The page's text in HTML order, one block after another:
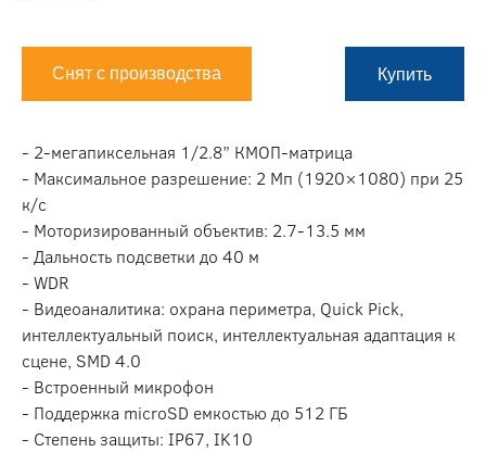
Снят с производства Купить
- 2-мегапиксельная 1/2.8” КМОП-матрица
- Максимальное разрешение: 2 Мп (1920×1080) при 25
к/с
- Моторизированный объектив: 2.7-13.5 мм
- Дальность подсветки до 40 м
- WDR
- Видеоаналитика: охрана периметра, Quick Pick,
интеллектуальный поиск, интеллектуальная адаптация к
сцене, SMD 4.0
- Встроенный микрофон
- Поддержка microSD емкостью до 512 ГБ
- Степень защиты: IP67, IK10